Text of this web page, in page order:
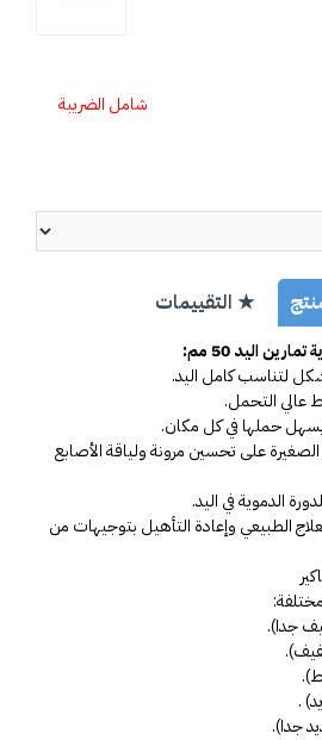
شامل الضريبة
★ التقييمات
اليد 50 مم:
لتناسب كامل اليد.
عالي التحمل.
يسهل حملها في كل مكان.
الدموية في اليد.
جدا).
.
جدا).